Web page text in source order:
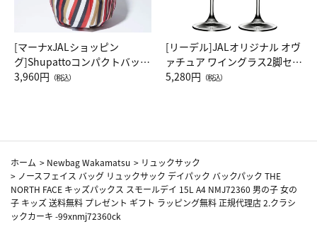
[マーナxJALショッピン
グ]Shupattoコンパクトバッグ
Drop JAL客室乗務員（LC）ス
3,960円 （税込）
[リーデル]JALオリジナル オヴ
ァチュア ワイングラス2脚セッ
ト（レッドワイン）
5,280円 （税込）
ホーム > Newbag Wakamatsu > リュックサック
> ノースフェイス バッグ リュックサック デイパック バックパック THE
NORTH FACE キッズパックス スモールデイ 15L A4 NMJ72360 男の子 女の
子 キッズ 送料無料 プレゼント ギフト ラッピング無料 正規代理店 2.クラシ
ックカーキ -99xnmj72360ck